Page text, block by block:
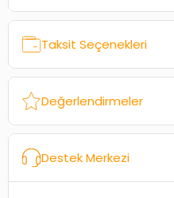
Taksit Seçenekleri
Değerlendirmeler
Destek Merkezi